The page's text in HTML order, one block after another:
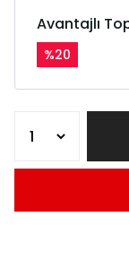
Avantajlı
%20